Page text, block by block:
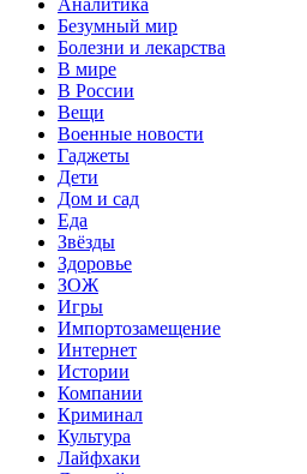
Аналитика
Безумный мир
Болезни и лекарства
В мире
В России
Вещи
Военные новости
Гаджеты
Дети
Дом и сад
Еда
Звёзды
Здоровье
ЗОЖ
Игры
Импортозамещение
Интернет
Истории
Компании
Криминал
Культура
Лайфхаки